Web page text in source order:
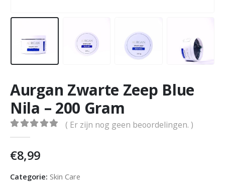
Aurgan Zwarte Zeep Blue
Nila – 200 Gram
0out of 5
( Er zijn nog geen beoordelingen. )
€8,99
Categorie: Skin Care